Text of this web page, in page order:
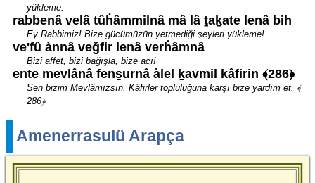
yükleme.
rabbenâ velâ tûḣâmmilnâ mâ lâ ṯaḵate lenâ bih
Ey Rabbimiz! Bize gücümüzün yetmediği şeyleri yükleme!
ve'fû ànnâ veğfir lenâ verḣâmnâ
Bizi affet, bizi bağışla, bize acı!
ente mevlânâ fens̱urnâ àlel ḵavmil kâfirin ﴾286﴿
Sen bizim Mevlâmızsın. Kâfirler topluluğuna karşı bize yardım et. ﴾
286﴿
Amenerrasulü Arapça